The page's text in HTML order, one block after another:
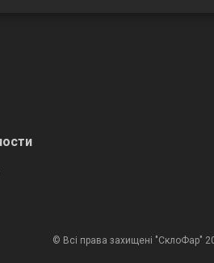
© Всі права захищені "СклоФар"